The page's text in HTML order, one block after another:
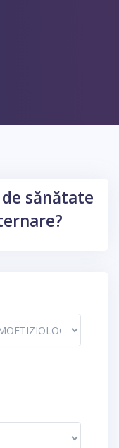
sănătate